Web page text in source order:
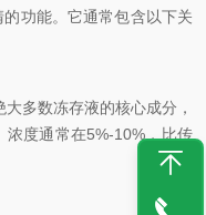
功能。它通常包含以下关
多数冻存液的核心成分，
浓度通常在5%-10%，比传